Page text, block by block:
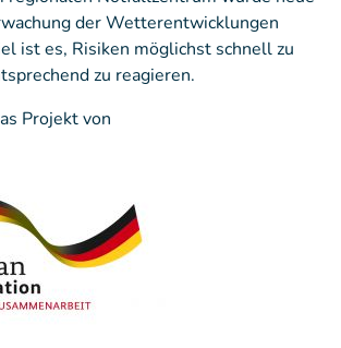
der Wetterentwicklungen
ist es, Risiken möglichst schnell zu
zu reagieren.
Projekt von